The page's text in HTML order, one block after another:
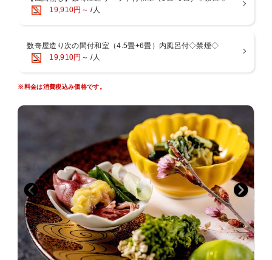
ります。
けする場合がございます。
■アクセス
車・・・・東京から約2時間 熱海・伊豆・箱根まで約30分
電車・・・JR東海道線湯河原 下車 バス・タクシーで約５分
・万葉公園： 万葉集にも登場することから歴史と文学に彩られた森
と水が豊かな自然公園。紅葉の名所でもあります。
・独歩の湯： 万葉公園の自然に囲まれ、湯河原温泉にゆかりのある
国木田独歩の名がついた日本最大規模の足湯施設。
・湯河原美術館： 万葉集の原文や、湯河原にゆかりのある文人・画
人の作品が展示されております。
・不動滝： 夏目漱石の「明暗」に登場する落差15ｍの小さな滝。左
右には身代わり不動尊と出世大黒尊が祭られています。
19,910円～ /人
数奇屋造り次の間付和室（4.5畳+6畳）内風呂付◇禁煙◇
19,910円～ /人
※料金は消費税込み価格です。